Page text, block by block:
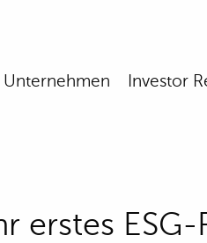
Unternehmen Investor
erstes ESG-